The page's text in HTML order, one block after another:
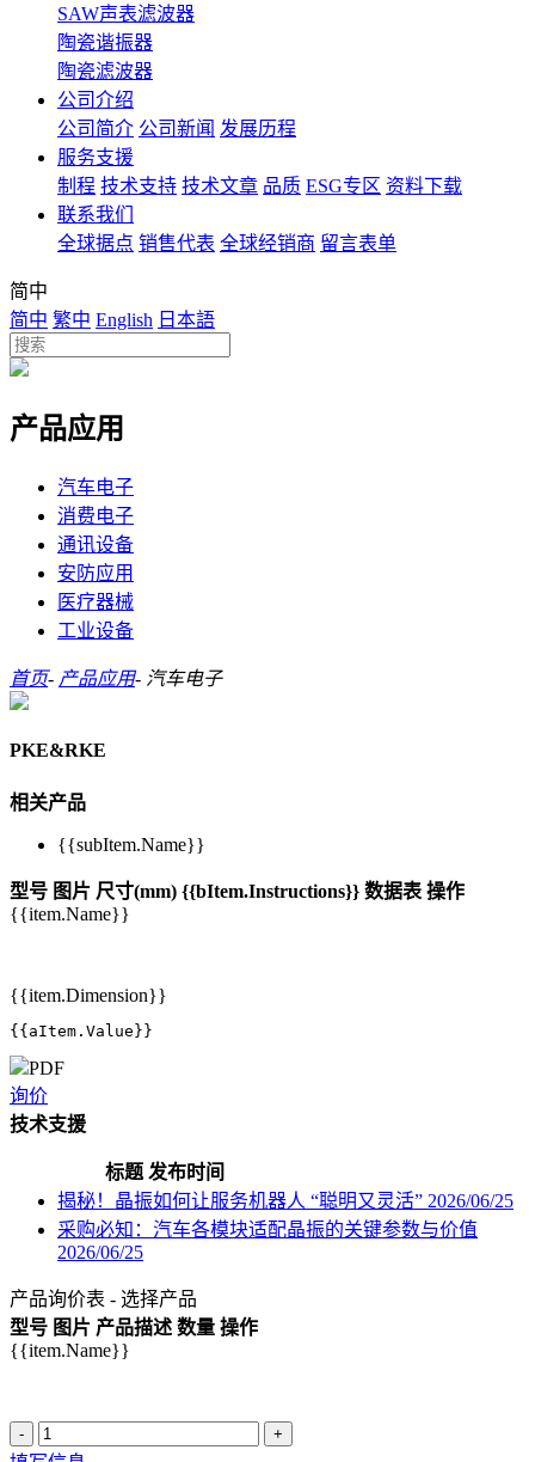
SAW声表滤波器
陶瓷谐振器
陶瓷滤波器
公司介绍
公司简介 公司新闻 发展历程
服务支援
制程 技术支持 技术文章 品质 ESG专区 资料下载
联系我们
全球据点 销售代表 全球经销商 留言表单
简中
简中 繁中 English 日本語
产品应用
汽车电子
消费电子
通讯设备
安防应用
医疗器械
工业设备
首页- 产品应用- 汽车电子
PKE&RKE
相关产品
{{subItem.Name}}
型号 图片 尺寸(mm) {{bItem.Instructions}} 数据表 操作
{{item.Name}}
{{item.Dimension}}
{{aItem.Value}}
PDF
询价
技术支援
标题 发布时间
揭秘！晶振如何让服务机器人 “聪明又灵活” 2026/06/25
采购必知：汽车各模块适配晶振的关键参数与价值
2026/06/25
产品询价表 - 选择产品
型号 图片 产品描述 数量 操作
{{item.Name}}
- +